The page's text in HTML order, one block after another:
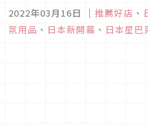
氣息的季節裡，甜點店更是
Bake也開了旗艦店，還有法
2022年03月16日 ｜ 推薦好店 、
氛用品 、 日本新開幕 、 日本星巴